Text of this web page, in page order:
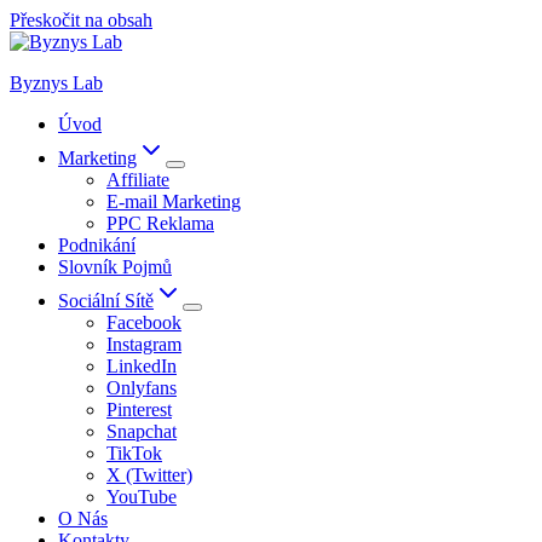
Přeskočit na obsah
Byznys Lab
Úvod
Marketing
Affiliate
E-mail Marketing
PPC Reklama
Podnikání
Slovník Pojmů
Sociální Sítě
Facebook
Instagram
LinkedIn
Onlyfans
Pinterest
Snapchat
TikTok
X (Twitter)
YouTube
O Nás